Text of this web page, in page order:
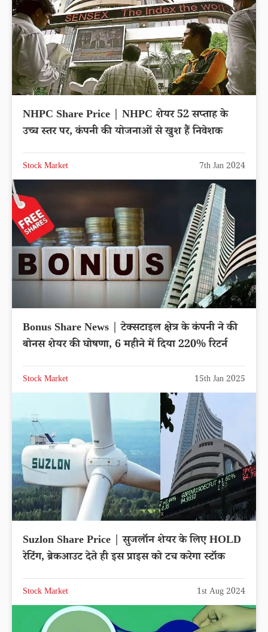
NHPC Share Price | NHPC शेयर 52 सप्ताह के
उच्च स्तर पर, कंपनी की योजनाओं से खुश हैं निवेशक
Stock Market 7th Jan 2024
Bonus Share News | टेक्सटाइल क्षेत्र के कंपनी ने की
बोनस शेयर की घोषणा, 6 महीने में दिया 220% रिटर्न
Stock Market 15th Jan 2025
Suzlon Share Price | सुजलॉन शेयर के लिए HOLD
रेटिंग, ब्रेकआउट देते ही इस प्राइस को टच करेगा स्टॉक
Stock Market 1st Aug 2024